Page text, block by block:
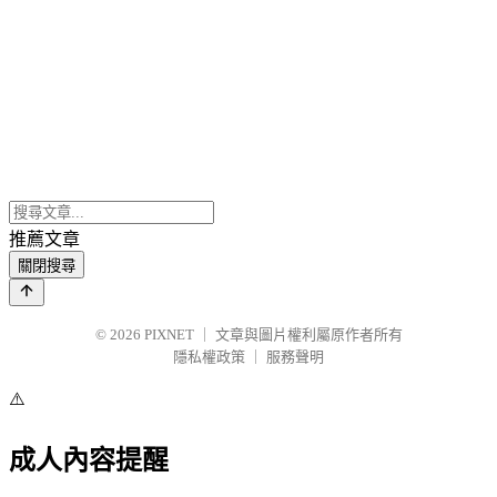
推薦文章
關閉搜尋
© 2026 PIXNET
文章與圖片權利屬原作者所有
隱私權政策
服務聲明
⚠️
成人內容提醒